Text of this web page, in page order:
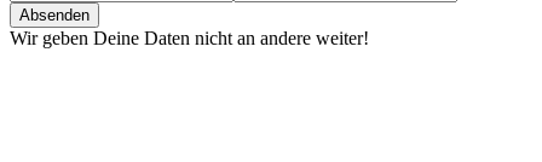
Wir geben Deine Daten nicht an andere weiter!